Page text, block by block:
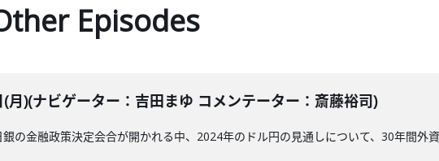
Episodes
月)(ナビゲーター：吉田まゆ コメンテーター：斎藤裕司)
銀の金融政策決定会合が開かれる中、2024年のドル円の見通しについて、30年間外